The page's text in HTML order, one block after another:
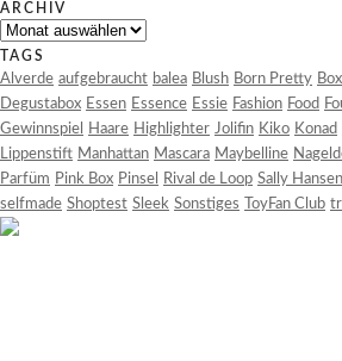
ARCHIV
Archiv
TAGS
Alverde aufgebraucht balea Blush Born Pretty
Degustabox Essen Essence Essie Fashion Food
Gewinnspiel
Haare Highlighter Jolifin Kiko Konad
Lippenstift Manhattan Mascara Maybelline
Parfüm Pink Box Pinsel Rival de Loop Sally Hansen
selfmade Shoptest Sleek Sonstiges ToyFan Club